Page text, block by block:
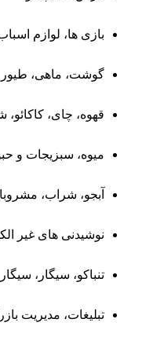
بازی ‌ها، لوازم
گوشت، ماهی، طیور
قهوه، چای،
میوه، سبزیجات و
آبجو، شراب،
نوشیدنی‌ های غیر
تنباکو، سیگار،
تبلیغات، مدیریت